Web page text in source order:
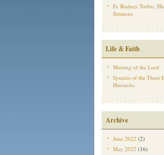
Fr. Rodney Torbic:
Sermons
Life & Faith
Meeting of the Lord
Synaxis of the Three
Hierarchs
Archive
June 2022 (2)
May 2022 (16)